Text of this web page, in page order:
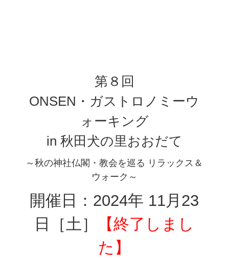
第８回
ONSEN・ガストロノミーウ
ォーキング
in 秋田犬の里おおだて
～秋の神社仏閣・教会を巡る リラックス＆
ウォーク～
開催日：2024年 11月23
日［土］
【終了しまし
た】